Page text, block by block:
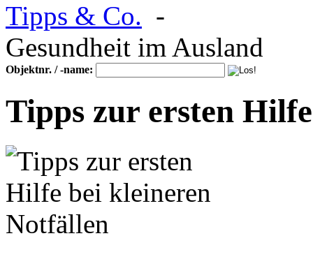
Tipps & Co. -
Gesundheit im Ausland
Objektnr. / -name:
Tipps zur ersten